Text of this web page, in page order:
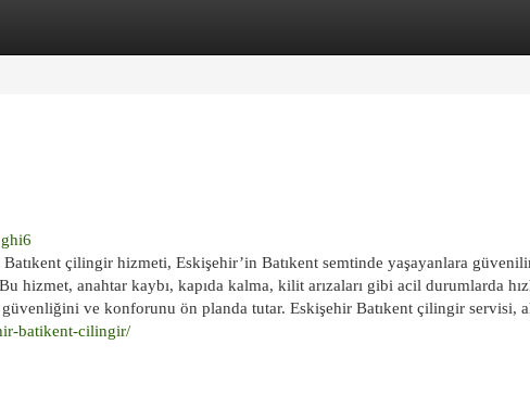
çilingir hizmeti, Eskişehir’in Batıkent semtinde yaşayanlara
hizmet, anahtar kaybı, kapıda kalma, kilit arızaları gibi acil durumlarda
güvenliğini ve konforunu ön planda tutar. Eskişehir Batıkent çilingir servisi,
batikent-cilingir/